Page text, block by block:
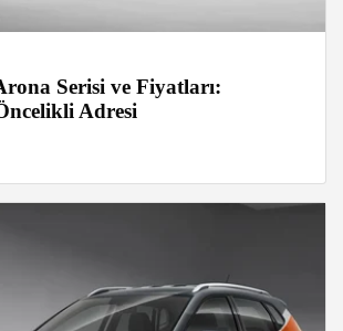
Serisi ve Fiyatları:
Adresi